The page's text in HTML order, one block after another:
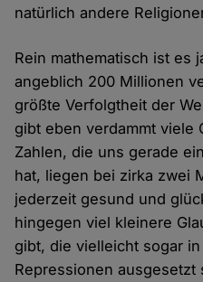
natürlich andere
Rein mathematisch ist es
angeblich 200 Millionen
größte Verfolgtheit der
gibt eben verdammt viele
Zahlen, die uns gerade
hat, liegen bei zirka zwei
jederzeit gesund und
hingegen viel kleinere
gibt, die vielleicht sogar
Repressionen